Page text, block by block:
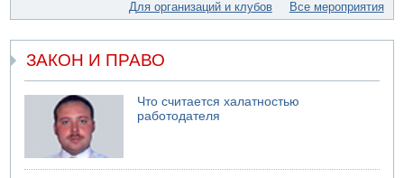
05.08.2026 13:49
На севере Израиля на берег выбросило тело
05.08.2026 13:32
Для организаций и клубов Все мероприятия
ЗАКОН И ПРАВО
Что считается халатностью
работодателя